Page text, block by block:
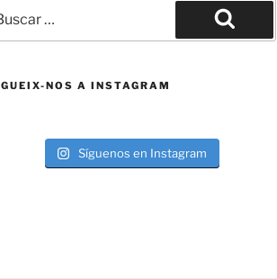
Buscar
NOS A INSTAGRAM
Síguenos en Instagram